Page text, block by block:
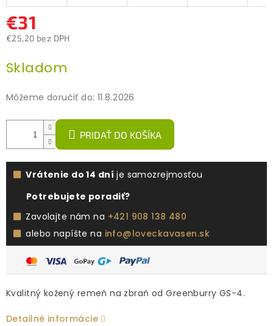
€31
€25,20 bez DPH
cena:
Skladom
Môžeme doručiť do: 11.8.2026
PRIDAŤ DO KOŠÍKA
Vrátenie do 14 dní je samozrejmosťou
Potrebujete poradiť?
Zavolajte nám na +421 908 138 480
alebo napíšte na info@loveckavasen.sk
Kvalitný kožený remeň na zbraň od Greenburry GS-4.
Detailné informácie